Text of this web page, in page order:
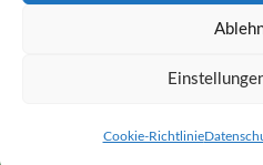
Cookie-Richtlinie